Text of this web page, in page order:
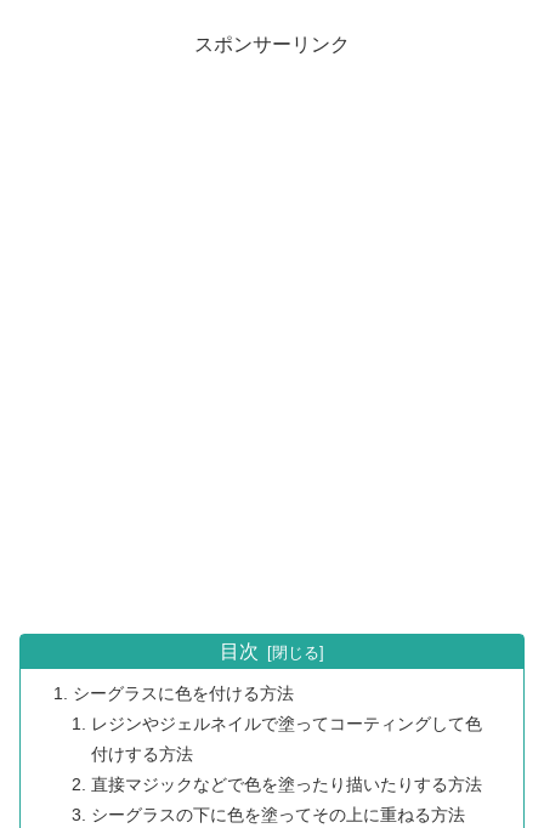
スポンサーリンク
目次
シーグラスに色を付ける方法
レジンやジェルネイルで塗ってコーティングして色
付けする方法
直接マジックなどで色を塗ったり描いたりする方法
シーグラスの下に色を塗ってその上に重ねる方法